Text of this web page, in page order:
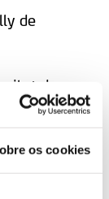
os cookies
de
de
Histórico